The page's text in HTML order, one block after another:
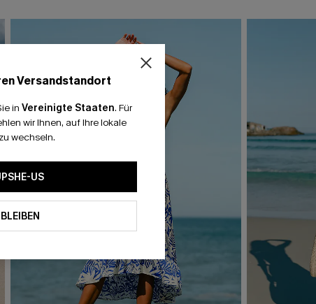
Versandstandort
in Vereinigte Staaten. Für
wir Ihnen, auf Ihre lokale
wechseln.
US